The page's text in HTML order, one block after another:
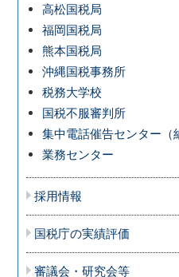
高松国税局
福岡国税局
熊本国税局
沖縄国税事務所
税務大学校
国税不服審判所
集中電話催告センター（
業務センター
採用情報
国税庁の実績評価
審議会・研究会等